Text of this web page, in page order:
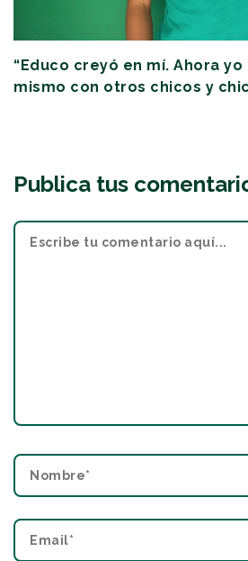
“Educo creyó en mí. Ahora
mismo con otros chicos y
Publica tus